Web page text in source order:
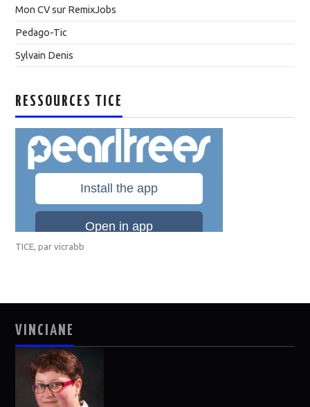
Mon CV sur RemixJobs
Pedago-Tic
Sylvain Denis
RESSOURCES TICE
TICE, parvicrabb
VINCIANE